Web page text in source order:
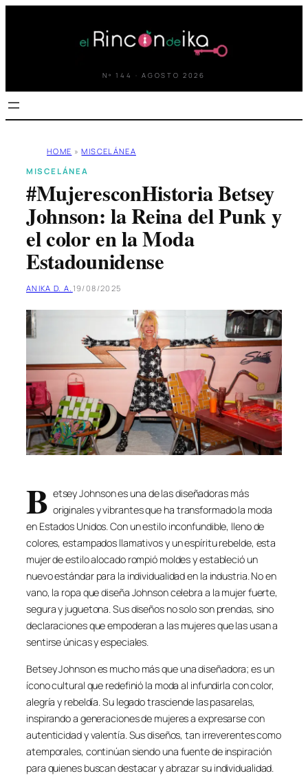
Nº 144 · AGOSTO 2026
HOME » MISCELÁNEA
MISCELÁNEA
#MujeresconHistoria Betsey
Johnson: la Reina del Punk y
el color en la Moda
Estadounidense
ANIKA D. A. 19/08/2025
B etsey Johnson es una de las diseñadoras más
originales y vibrantes que ha transformado la moda
en Estados Unidos. Con un estilo inconfundible, lleno de
colores, estampados llamativos y un espíritu rebelde, esta
mujer de estilo alocado rompió moldes y estableció un
nuevo estándar para la individualidad en la industria. No en
vano, la ropa que diseña Johnson celebra a la mujer fuerte,
segura y juguetona. Sus diseños no solo son prendas, sino
declaraciones que empoderan a las mujeres que las usan a
sentirse únicas y especiales.
Betsey Johnson es mucho más que una diseñadora; es un
ícono cultural que redefinió la moda al infundirla con color,
alegría y rebeldía. Su legado trasciende las pasarelas,
inspirando a generaciones de mujeres a expresarse con
autenticidad y valentía. Sus diseños, tan irreverentes como
atemporales, continúan siendo una fuente de inspiración
para quienes buscan destacar y abrazar su individualidad.